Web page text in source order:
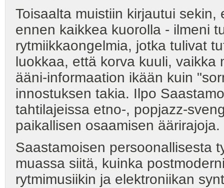
Toisaalta muistiin kirjautui
ennen kaikkea kuorolla - ilmeni
rytmiikkaongelmia, jotka tulivat
luokkaa, että korva kuuli, vaikka
ääni-informaation ikään kuin
innostuksen takia. Ilpo
tahtilajeissa etno-, popjazz-
paikallisen osaamisen äärirajoja.
Saastamoisen persoonallisesta
muassa siitä, kuinka
rytmimusiikin ja elektroniikan